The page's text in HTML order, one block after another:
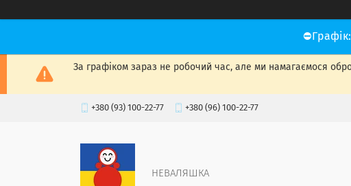
За графіком зараз не робочий час, але ми намагаємося
+380 (93) 100-22-77 +380 (96) 100-22-77
НЕВАЛЯШКА